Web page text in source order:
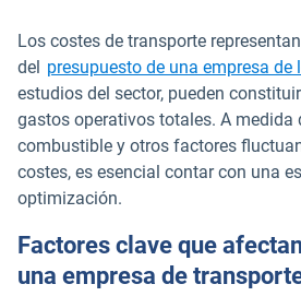
Los costes de transporte
del presupuesto de una empresa de
estudios del sector, pueden
gastos operativos totales. A medida
combustible y otros factores
costes, es esencial contar con una
optimización.
Factores clave que
una empresa de